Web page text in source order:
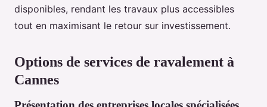
disponibles, rendant les travaux plus accessibles
tout en maximisant le retour sur investissement.
Options de services de ravalement à
Cannes